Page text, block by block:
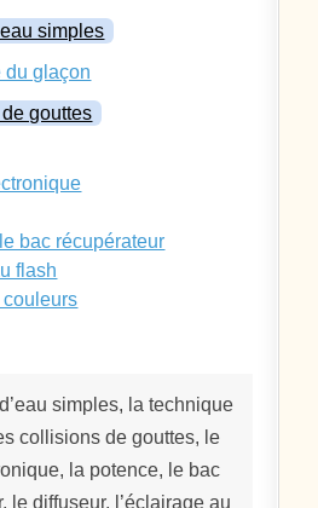
simples
du glaçon
gouttes
bac récupérateur
flash
couleurs
simples, la technique
collisions de gouttes, le
la potence, le bac
le diffuseur, l’éclairage au